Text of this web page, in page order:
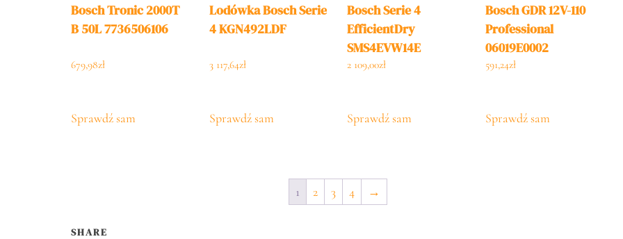
Bosch Tronic 2000T
B 50L 7736506106
679,98zł
Sprawdź sam
Lodówka Bosch Serie
4 KGN492LDF
3 117,64zł
Sprawdź sam
Bosch Serie 4
EfficientDry
SMS4EVW14E
2 109,00zł
Sprawdź sam
Bosch GDR 12V-110
Professional
06019E0002
591,24zł
Sprawdź sam
1 2 3 4 →
SHARE